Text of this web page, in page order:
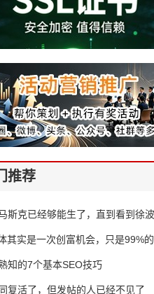
推荐
斯克已经够能生了，直到看到
其实是一次创富机会，只是99%
知的7个基本SEO技巧
复活了，但发帖的人已经不见了